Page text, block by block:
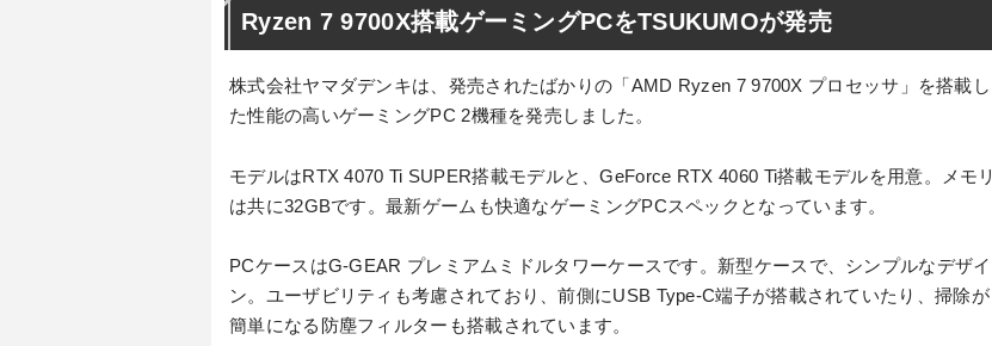
Ryzen 7 9700X搭載ゲーミングPCをTSUKUMOが発売
株式会社ヤマダデンキは、発売されたばかりの「AMD Ryzen 7 9700X プロセッサ」を搭載し
た性能の高いゲーミングPC 2機種を発売しました。
モデルはRTX 4070 Ti SUPER搭載モデルと、GeForce RTX 4060 Ti搭載モデルを用意。メモリ
は共に32GBです。最新ゲームも快適なゲーミングPCスペックとなっています。
PCケースはG-GEAR プレミアムミドルタワーケースです。新型ケースで、シンプルなデザイ
ン。ユーザビリティも考慮されており、前側にUSB Type-C端子が搭載されていたり、掃除が
簡単になる防塵フィルターも搭載されています。